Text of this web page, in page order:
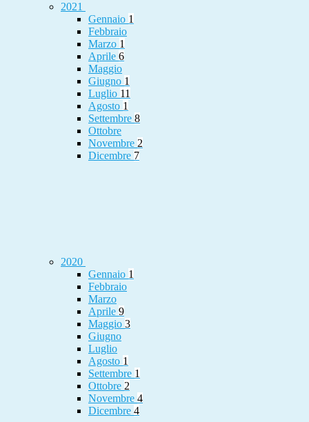
2021
Gennaio 1
Febbraio
Marzo 1
Aprile 6
Maggio
Giugno 1
Luglio 11
Agosto 1
Settembre 8
Ottobre
Novembre 2
Dicembre 7
2020
Gennaio 1
Febbraio
Marzo
Aprile 9
Maggio 3
Giugno
Luglio
Agosto 1
Settembre 1
Ottobre 2
Novembre 4
Dicembre 4